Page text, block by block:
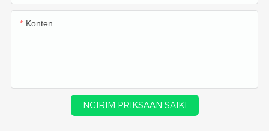
Konten
NGIRIM PRIKSAAN SAIKI